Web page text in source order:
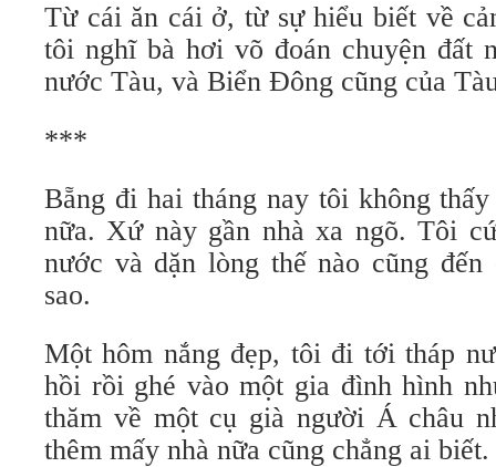
Từ cái ăn cái ở, từ sự hiểu biết về
tôi nghĩ bà hơi võ đoán chuyện đất
nước Tàu, và Biển Đông cũng của
***
Bẵng đi hai tháng nay tôi không
nữa. Xứ này gần nhà xa ngõ. Tôi
nước và dặn lòng thế nào cũng
sao.
Một hôm nắng đẹp, tôi đi tới tháp
hồi rồi ghé vào một gia đình hình
thăm về một cụ già người Á châu
thêm mấy nhà nữa cũng chẳng ai biết.